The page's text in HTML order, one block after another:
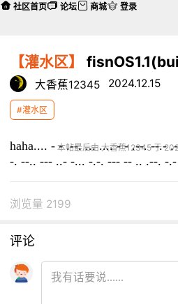
【灌水区】
大香蕉12345 2024.12.15
#灌水区
本帖最后由 大香蕉12345 于
haha.... - - .--. ... .... - - .--. --.-
-. --.. --- ..- -... -.-. --- -- .. .--. -
浏览量 2199
评论
社区首页 论坛 商城 登录